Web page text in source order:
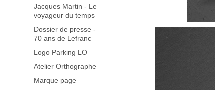
Jacques Martin - Le
voyageur du temps
Dossier de presse -
70 ans de Lefranc
Logo Parking LO
Atelier Orthographe
Marque page